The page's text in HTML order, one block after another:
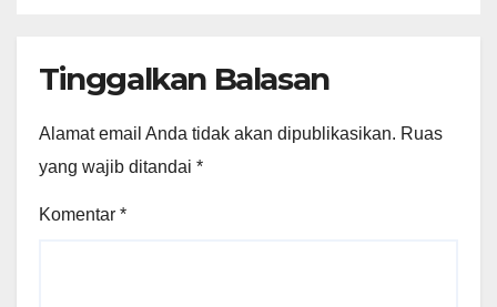
Tinggalkan Balasan
Alamat email Anda tidak akan dipublikasikan. Ruas
yang wajib ditandai *
Komentar *